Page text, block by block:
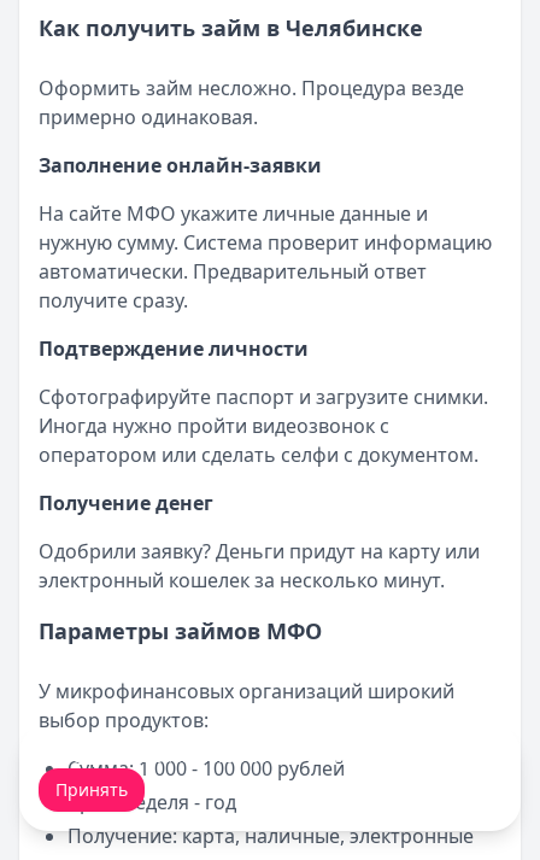
Как получить займ в Челябинске
Оформить займ несложно. Процедура везде
примерно одинаковая.
Заполнение онлайн-заявки
На сайте МФО укажите личные данные и
нужную сумму. Система проверит информацию
автоматически. Предварительный ответ
получите сразу.
Подтверждение личности
Сфотографируйте паспорт и загрузите снимки.
Иногда нужно пройти видеозвонок с
оператором или сделать селфи с документом.
Получение денег
Одобрили заявку? Деньги придут на карту или
электронный кошелек за несколько минут.
Параметры займов МФО
У микрофинансовых организаций широкий
выбор продуктов:
Сумма: 1 000 - 100 000 рублей
Срок: неделя - год
Получение: карта, наличные, электронные
Мы обрабатываем ваши cookie-файлы
Принять